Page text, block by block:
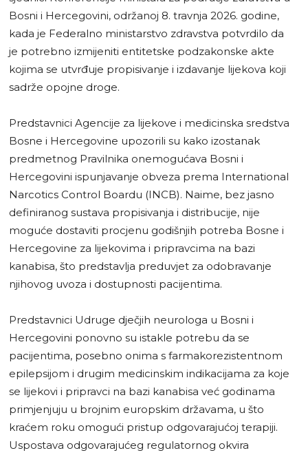
Bosni i Hercegovini, održanoj 8. travnja 2026. godine,
kada je Federalno ministarstvo zdravstva potvrdilo da
je potrebno izmijeniti entitetske podzakonske akte
kojima se utvrđuje propisivanje i izdavanje lijekova koji
sadrže opojne droge.
Predstavnici Agencije za lijekove i medicinska sredstva
Bosne i Hercegovine upozorili su kako izostanak
predmetnog Pravilnika onemogućava Bosni i
Hercegovini ispunjavanje obveza prema International
Narcotics Control Boardu (INCB). Naime, bez jasno
definiranog sustava propisivanja i distribucije, nije
moguće dostaviti procjenu godišnjih potreba Bosne i
Hercegovine za lijekovima i pripravcima na bazi
kanabisa, što predstavlja preduvjet za odobravanje
njihovog uvoza i dostupnosti pacijentima.
Predstavnici Udruge dječjih neurologa u Bosni i
Hercegovini ponovno su istakle potrebu da se
pacijentima, posebno onima s farmakorezistentnom
epilepsijom i drugim medicinskim indikacijama za koje
se lijekovi i pripravci na bazi kanabisa već godinama
primjenjuju u brojnim europskim državama, u što
kraćem roku omogući pristup odgovarajućoj terapiji.
Uspostava odgovarajućeg regulatornog okvira